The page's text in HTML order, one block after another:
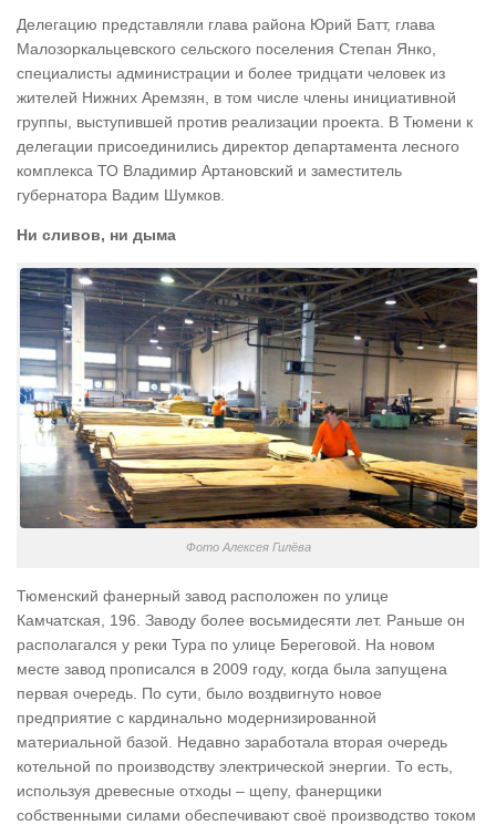
Делегацию представляли глава района Юрий Батт, глава
Малозоркальцевского сельского поселения Степан Янко,
специалисты администрации и более тридцати человек из
жителей Нижних Аремзян, в том числе члены инициативной
группы, выступившей против реализации проекта. В Тюмени к
делегации присоединились директор департамента лесного
комплекса ТО Владимир Артановский и заместитель
губернатора Вадим Шумков.
Ни сливов, ни дыма
Фото Алексея Гилёва
Тюменский фанерный завод расположен по улице
Камчатская, 196. Заводу более восьмидесяти лет. Раньше он
располагался у реки Тура по улице Береговой. На новом
месте завод прописался в 2009 году, когда была запущена
первая очередь. По сути, было воздвигнуто новое
предприятие с кардинально модернизированной
материальной базой. Недавно заработала вторая очередь
котельной по производству электрической энергии. То есть,
используя древесные отходы – щепу, фанерщики
собственными силами обеспечивают своё производство током